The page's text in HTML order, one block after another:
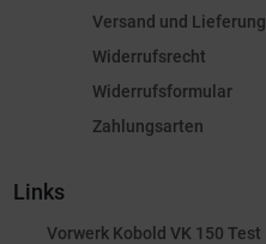
Versand und Lieferung
Widerrufsrecht
Widerrufsformular
Zahlungsarten
Links
Vorwerk Kobold VK 150 Test